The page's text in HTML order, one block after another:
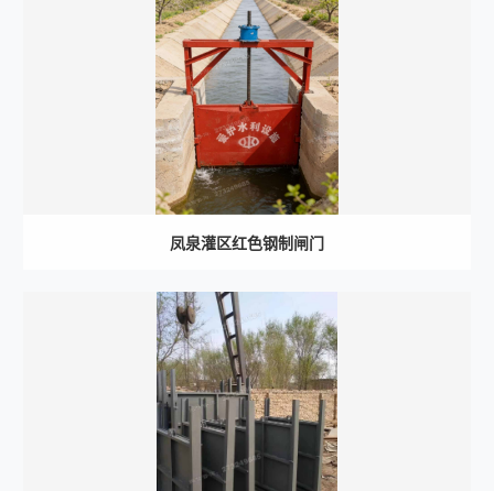
凤泉灌区红色钢制闸门